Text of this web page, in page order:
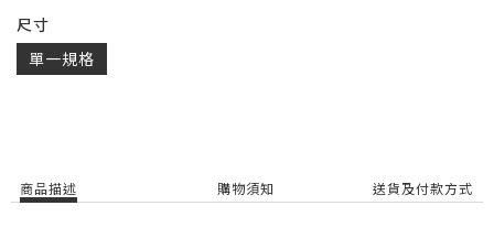
尺寸
單一規格
商品描述 購物須知 送貨及付款方式